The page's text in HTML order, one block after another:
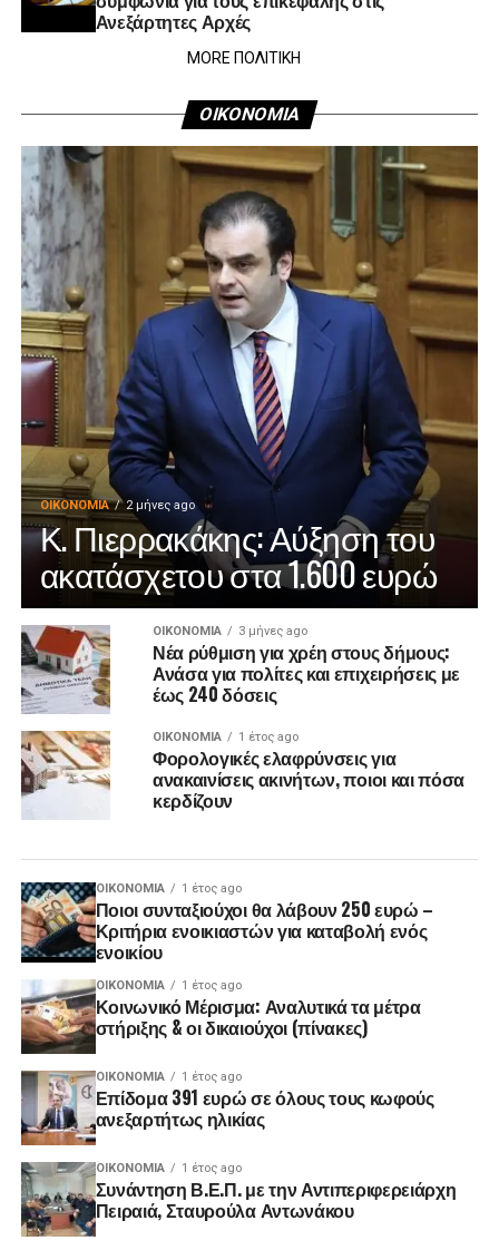
Ανεξάρτητες Αρχές
MORE ΠΟΛΙΤΙΚΗ
ΟΙΚΟΝΟΜΙΑ
ΟΙΚΟΝΟΜΊΑ 2 μήνες ago
Κ. Πιερρακάκης: Αύξηση του
ακατάσχετου στα 1.600 ευρώ
ΟΙΚΟΝΟΜΊΑ 3 μήνες ago
Νέα ρύθμιση για χρέη στους δήμους:
Ανάσα για πολίτες και επιχειρήσεις με
έως 240 δόσεις
ΟΙΚΟΝΟΜΊΑ 1 έτος ago
Φορολογικές ελαφρύνσεις για
ανακαινίσεις ακινήτων, ποιοι και πόσα
κερδίζουν
ΟΙΚΟΝΟΜΊΑ 1 έτος ago
Ποιοι συνταξιούχοι θα λάβουν 250 ευρώ –
Κριτήρια ενοικιαστών για καταβολή ενός
ενοικίου
ΟΙΚΟΝΟΜΊΑ 1 έτος ago
Κοινωνικό Μέρισμα: Αναλυτικά τα μέτρα
στήριξης & οι δικαιούχοι (πίνακες)
ΟΙΚΟΝΟΜΊΑ 1 έτος ago
Επίδομα 391 ευρώ σε όλους τους κωφούς
ανεξαρτήτως ηλικίας
ΟΙΚΟΝΟΜΊΑ 1 έτος ago
Συνάντηση Β.Ε.Π. με την Αντιπεριφερειάρχη
Πειραιά, Σταυρούλα Αντωνάκου